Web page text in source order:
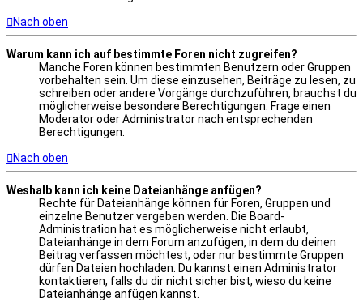
Nach oben
Warum kann ich auf bestimmte Foren nicht zugreifen?
Manche Foren können bestimmten Benutzern oder Gruppen
vorbehalten sein. Um diese einzusehen, Beiträge zu lesen, zu
schreiben oder andere Vorgänge durchzuführen, brauchst du
möglicherweise besondere Berechtigungen. Frage einen
Moderator oder Administrator nach entsprechenden
Berechtigungen.
Nach oben
Weshalb kann ich keine Dateianhänge anfügen?
Rechte für Dateianhänge können für Foren, Gruppen und
einzelne Benutzer vergeben werden. Die Board-
Administration hat es möglicherweise nicht erlaubt,
Dateianhänge in dem Forum anzufügen, in dem du deinen
Beitrag verfassen möchtest, oder nur bestimmte Gruppen
dürfen Dateien hochladen. Du kannst einen Administrator
kontaktieren, falls du dir nicht sicher bist, wieso du keine
Dateianhänge anfügen kannst.